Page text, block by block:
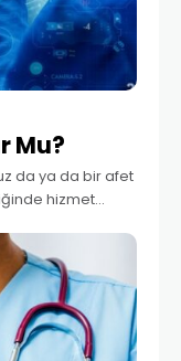
Mu?
da ya da bir afet
hizmet
kalması sebebi